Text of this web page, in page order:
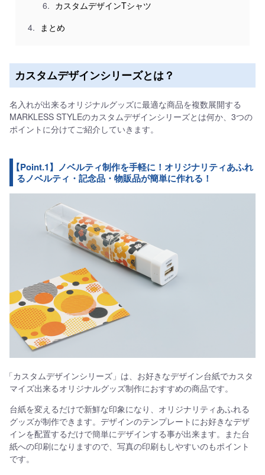
カスタムデザインTシャツ
まとめ
カスタムデザインシリーズとは？
名入れが出来るオリジナルグッズに最適な商品を複数展開する
MARKLESS STYLEのカスタムデザインシリーズとは何か、3つの
ポイントに分けてご紹介していきます。
【Point.1】ノベルティ制作を手軽に！オリジナリティあふれ
るノベルティ・記念品・物販品が簡単に作れる！
「カスタムデザインシリーズ」は、お好きなデザイン台紙でカスタ
マイズ出来るオリジナルグッズ制作におすすめの商品です。
台紙を変えるだけで新鮮な印象になり、オリジナリティあふれる
グッズが制作できます。デザインのテンプレートにお好きなデザ
インを配置するだけで簡単にデザインする事が出来ます。また台
紙への印刷になりますので、写真の印刷もしやすいのもポイント
です。